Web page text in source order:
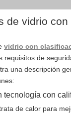
de vidrio
vidrio con
requisitos de
una descripción
tecnología con
de calor para